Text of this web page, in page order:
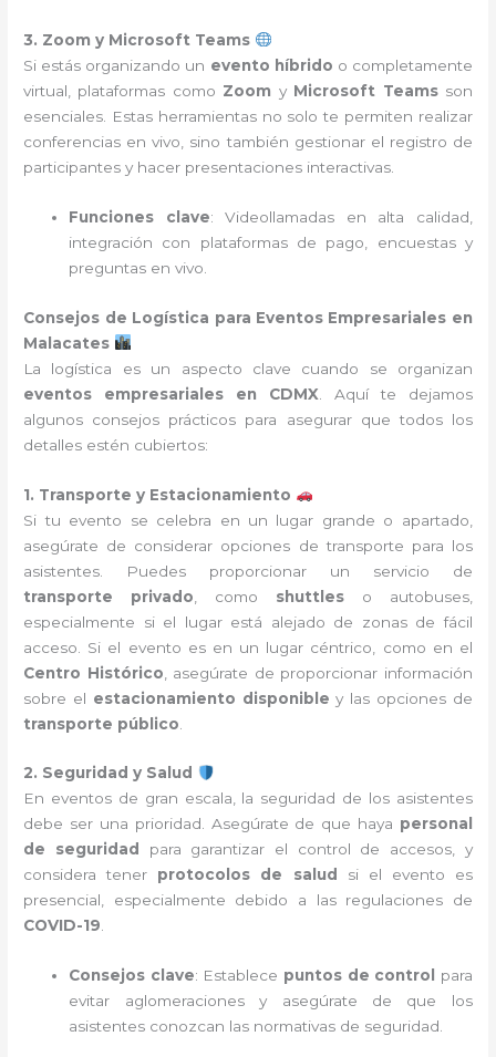
3. Zoom y Microsoft Teams
Si estás organizando un evento híbrido o completamente
virtual, plataformas como Zoom y Microsoft Teamsson
esenciales. Estas herramientas no solo te permiten realizar
conferencias en vivo, sino también gestionar el registro de
participantes y hacer presentaciones interactivas.
Funciones clave: Videollamadas en alta calidad,
integración con plataformas de pago, encuestas y
preguntas en vivo.
Consejos de Logística para Eventos Empresariales en
Malacates
La logística es un aspecto clave cuando se organizan
eventos empresariales en CDMX . Aquí te dejamos
algunos consejos prácticos para asegurar que todos los
detalles estén cubiertos:
1. Transporte y Estacionamiento
Si tu evento se celebra en un lugar grande o apartado,
asegúrate de considerar opciones de transporte para los
asistentes. Puedes proporcionar un servicio de
transporte privado , como shuttles o autobuses,
especialmente si el lugar está alejado de zonas de fácil
acceso. Si el evento es en un lugar céntrico, como en el
Centro Histórico , asegúrate de proporcionar información
sobre el estacionamiento disponible y las opciones de
transporte público
2. Seguridad y Salud
En eventos de gran escala, la seguridad de los asistentes
debe ser una prioridad. Asegúrate de que haya personal
de seguridad
para garantizar el control de accesos, y
considera tener protocolos de salud
si el evento es
presencial, especialmente debido a las regulaciones de
COVID-19.
Consejos clave: Establece puntos de control
para
evitar aglomeraciones y asegúrate de que los
asistentes conozcan las normativas de seguridad.